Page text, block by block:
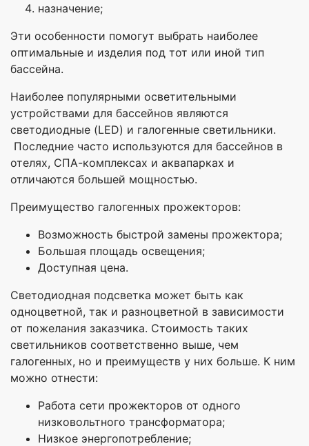
назначение;
Эти особенности помогут выбрать наиболее
оптимальные и изделия под тот или иной тип
бассейна.
Наиболее популярными осветительными
устройствами для бассейнов являются
светодиодные (LED) и галогенные светильники.
Последние часто используются для бассейнов в
отелях, СПА-комплексах и аквапарках и
отличаются большей мощностью.
Преимущество галогенных прожекторов:
Возможность быстрой замены прожектора;
Большая площадь освещения;
Доступная цена.
Светодиодная подсветка может быть как
одноцветной, так и разноцветной в зависимости
от пожелания заказчика. Стоимость таких
светильников соответственно выше, чем
галогенных, но и преимуществ у них больше. К ним
можно отнести:
Работа сети прожекторов от одного
низковольтного трансформатора;
Низкое энергопотребление;